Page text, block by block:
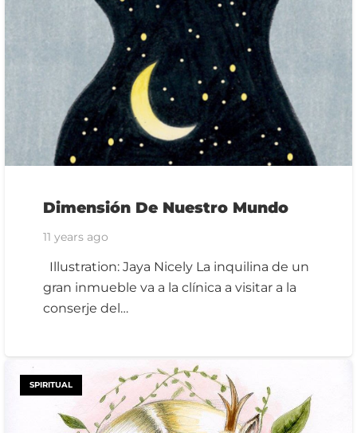
Dimensión De Nuestro Mundo
11 years ago
Illustration: Jaya Nicely La inquilina de un
gran inmueble va a la clínica a visitar a la
conserje del…
SPIRITUAL